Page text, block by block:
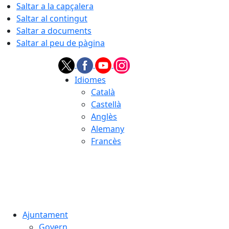
Saltar a la capçalera
Saltar al contingut
Saltar a documents
Saltar al peu de pàgina
Idiomes
Català
Castellà
Anglès
Alemany
Francès
Ajuntament